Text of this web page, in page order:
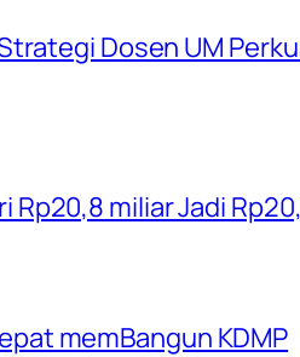
Dosen UM
Rp20,8 miliar Jadi
memBangun KDMP